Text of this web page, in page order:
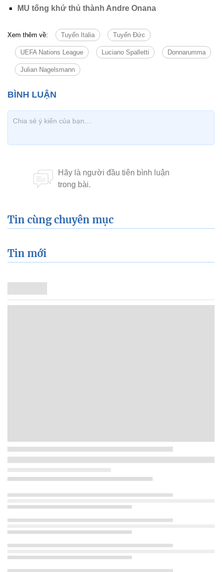
MU tống khứ thủ thành Andre Onana
Xem thêm về: Tuyển Italia Tuyển Đức
UEFA Nations League Luciano Spalletti Donnarumma
Julian Nagelsmann
Tin cùng chuyên mục
Tin mới